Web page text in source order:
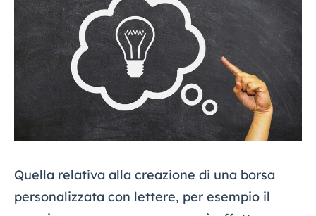
Quella relativa alla creazione di una borsa
personalizzata con lettere, per esempio il